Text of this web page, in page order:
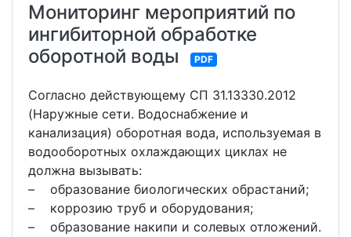
Мониторинг мероприятий по
ингибиторной обработке
оборотной воды
PDF
Согласно действующему СП 31.13330.2012
(Наружные сети. Водоснабжение и
канализация) оборотная вода, используемая в
водооборотных охлаждающих циклах не
должна вызывать:
– образование биологических обрастаний;
– коррозию труб и оборудования;
– образование накипи и солевых отложений.